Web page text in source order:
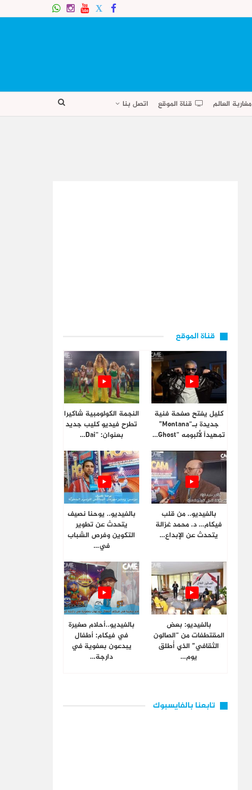
مغاربة العالم قناة الموقع اتصل بنا
قناة الموقع
كليل يفتح صفحة فنية
جديدة بـ“Montana”
تمهيداً لألبومه “Ghost…
النجمة الكولومبية شاكيرا
تطرح فيديو كليب جديد
بعنوان: “Dai…
بالفيديو.. من قلب
فيكام… د. محمد غزالة
يتحدث عن الإبداع…
بالفيديو.. يوحنا نصيف
يتحدث عن تطوير
التكوين وفرص الشباب
في…
بالفيديو: بعض
المقتطفات من “الصالون
الثقافي” الذي أُطلق
يوم…
بالفيديو..أحلام صغيرة
في فيكام: أطفال
يبدعون بعفوية في
دارجة…
تابعنا بالفايسبوك